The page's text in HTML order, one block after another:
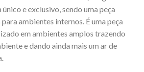
e exclusivo, sendo uma peça
ambientes internos. É uma peça
em ambientes amplos trazendo
e dando ainda mais um ar de